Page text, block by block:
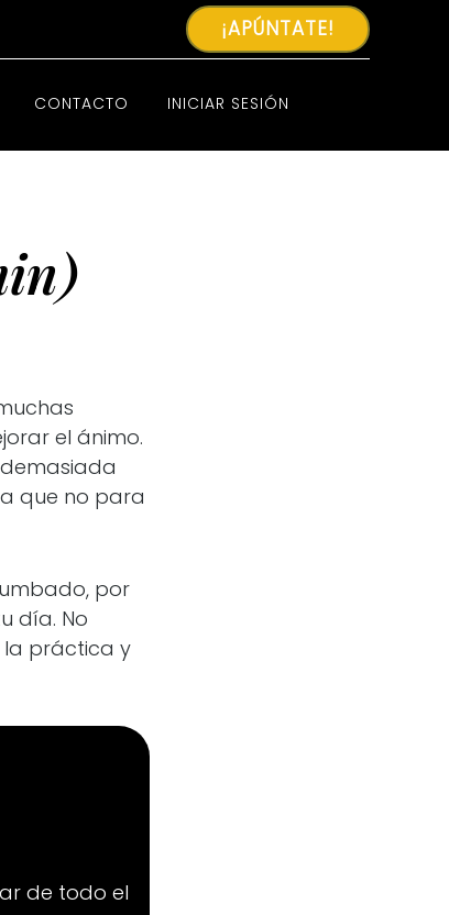
¡APÚNTATE!
CONTACTO INICIAR SESIÓN
el ánimo.
que no para
por
día. No
la práctica y
de todo el